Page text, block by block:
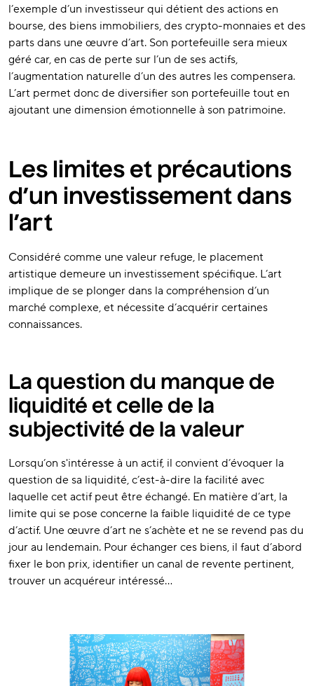
l’exemple d’un investisseur qui détient des actions en
bourse, des biens immobiliers, des crypto-monnaies et des
parts dans une œuvre d’art. Son portefeuille sera mieux
géré car, en cas de perte sur l’un de ses actifs,
l’augmentation naturelle d’un des autres les compensera.
L’art permet donc de diversifier son portefeuille tout en
ajoutant une dimension émotionnelle à son patrimoine.
Les limites et précautions
d’un investissement dans
l’art
Considéré comme une valeur refuge, le placement
artistique demeure un investissement spécifique. L’art
implique de se plonger dans la compréhension d’un
marché complexe, et nécessite d’acquérir certaines
connaissances.
La question du manque de
liquidité et celle de la
subjectivité de la valeur
Lorsqu’on s'intéresse à un actif, il convient d’évoquer la
question de sa liquidité, c’est-à-dire la facilité avec
laquelle cet actif peut être échangé. En matière d’art, la
limite qui se pose concerne la faible liquidité de ce type
d’actif. Une œuvre d’art ne s’achète et ne se revend pas du
jour au lendemain. Pour échanger ces biens, il faut d’abord
fixer le bon prix, identifier un canal de revente pertinent,
trouver un acquéreur intéressé…